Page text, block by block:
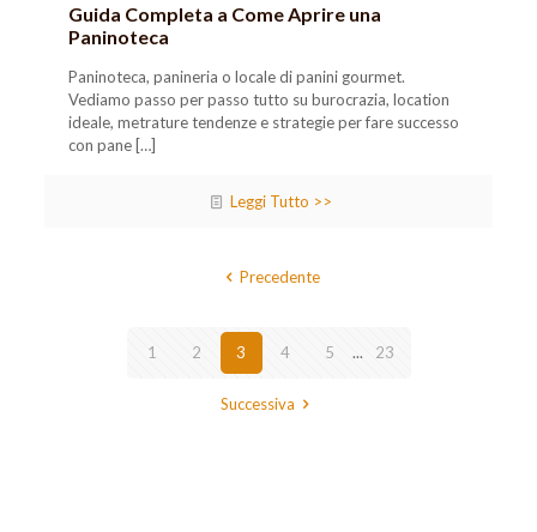
Guida Completa a Come Aprire una
Paninoteca
Paninoteca, panineria o locale di panini gourmet.
Vediamo passo per passo tutto su burocrazia, location
ideale, metrature tendenze e strategie per fare successo
con pane[…]
Leggi Tutto >>
Precedente
1 2 3 4 5 ... 23
Successiva